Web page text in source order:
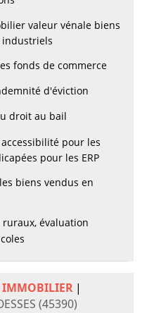
valeur vénale biens
industriels
fonds de commerce
d'éviction
droit au bail
pour les
pour les ERP
biens vendus en
ruraux, évaluation
IMMOBILIER|
(45390)